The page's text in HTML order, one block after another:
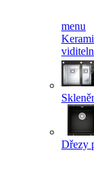
menu
Dřezy